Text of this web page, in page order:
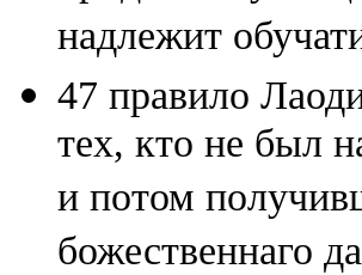
надлежит
47 правило
тех, кто не был
и потом
божественнаго